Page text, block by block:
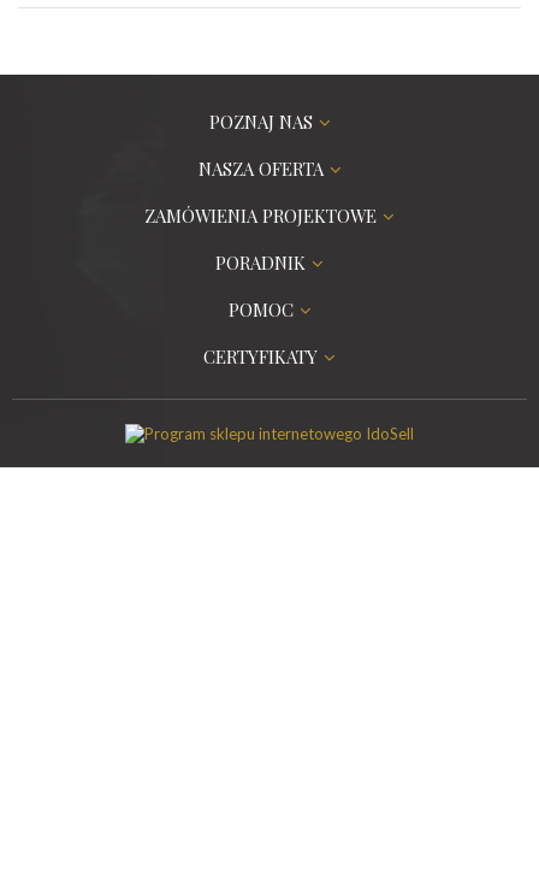
POZNAJ NAS
NASZA OFERTA
ZAMÓWIENIA PROJEKTOWE
PORADNIK
POMOC
CERTYFIKATY